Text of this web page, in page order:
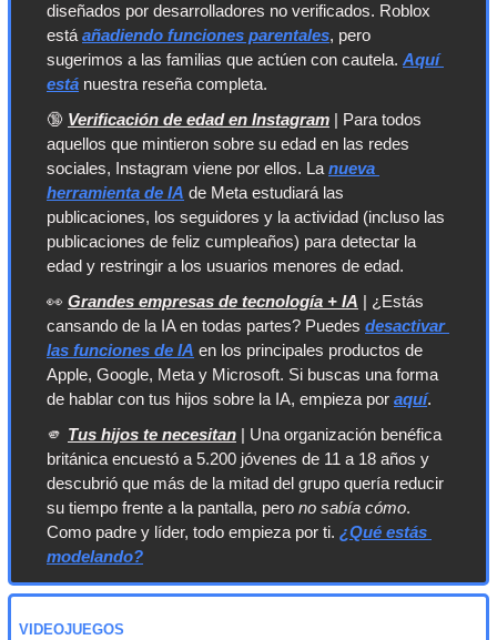
diseñados por desarrolladores no verificados. Roblox
está añadiendo funciones parentales, pero
sugerimos a las familias que actúen con cautela. Aquí
está nuestra reseña completa.
🔞 Verificación de edad en Instagram | Para todos
aquellos que mintieron sobre su edad en las redes
sociales, Instagram viene por ellos. La nueva
herramienta de IA de Meta estudiará las
publicaciones, los seguidores y la actividad (incluso las
publicaciones de feliz cumpleaños) para detectar la
edad y restringir a los usuarios menores de edad.
👀 Grandes empresas de tecnología + IA | ¿Estás
cansando de la IA en todas partes? Puedes desactivar
las funciones de IA en los principales productos de
Apple, Google, Meta y Microsoft. Si buscas una forma
de hablar con tus hijos sobre la IA, empieza por aquí.
🫵 Tus hijos te necesitan | Una organización benéfica
británica encuestó a 5.200 jóvenes de 11 a 18 años y
descubrió que más de la mitad del grupo quería reducir
su tiempo frente a la pantalla, pero no sabía cómo.
Como padre y líder, todo empieza por ti. ¿Qué estás
modelando?
VIDEOJUEGOS